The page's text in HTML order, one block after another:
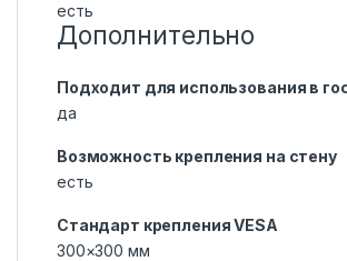
есть
Дополнительно
Подходит для использования в
да
Возможность крепления на стену
есть
Стандарт крепления VESA
300×300 мм